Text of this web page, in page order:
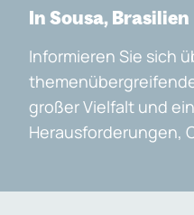
In Sousa, Brasilien
Informieren Sie sich
großer Vielfalt und
Herausforderungen,